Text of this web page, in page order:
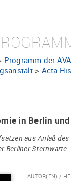
Programm der
> Acta
in Berlin
aus Anlaß des
Berliner Sternwarte
AUTOR(EN) /